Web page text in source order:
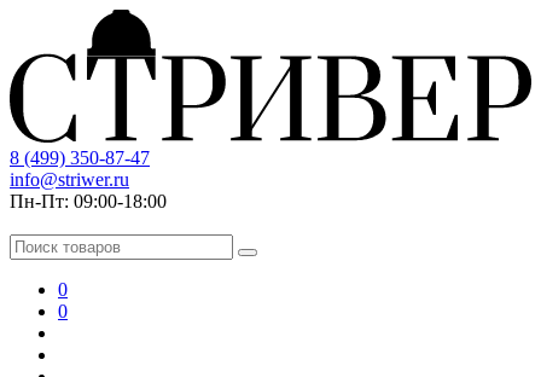
8 (499) 350-87-47
info@striwer.ru
Пн-Пт: 09:00-18:00
0
0